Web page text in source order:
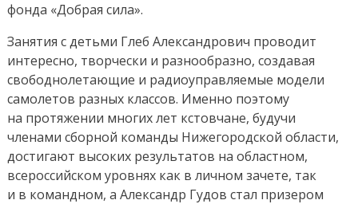
фонда «Добрая сила».
Занятия с детьми Глеб Александрович проводит
интересно, творчески и разнообразно, создавая
свободнолетающие и радиоуправляемые модели
самолетов разных классов. Именно поэтому
на протяжении многих лет кстовчане, будучи
членами сборной команды Нижегородской области,
достигают высоких результатов на областном,
всероссийском уровнях как в личном зачете, так
и в командном, а Александр Гудов стал призером